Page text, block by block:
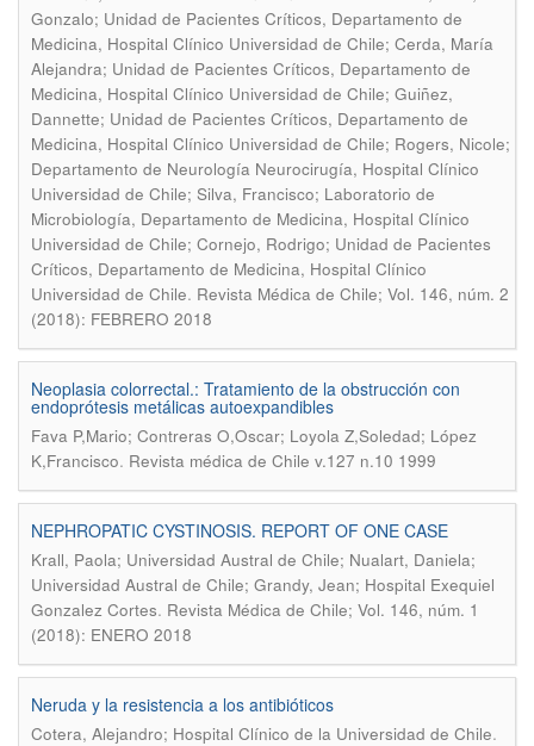
Gonzalo; Unidad de Pacientes Críticos, Departamento de
Medicina, Hospital Clínico Universidad de Chile; Cerda, María
Alejandra; Unidad de Pacientes Críticos, Departamento de
Medicina, Hospital Clínico Universidad de Chile; Guiñez,
Dannette; Unidad de Pacientes Críticos, Departamento de
Medicina, Hospital Clínico Universidad de Chile; Rogers, Nicole;
Departamento de Neurología Neurocirugía, Hospital Clínico
Universidad de Chile; Silva, Francisco; Laboratorio de
Microbiología, Departamento de Medicina, Hospital Clínico
Universidad de Chile; Cornejo, Rodrigo; Unidad de Pacientes
Críticos, Departamento de Medicina, Hospital Clínico
Universidad de Chile. Revista Médica de Chile; Vol. 146, núm. 2
(2018): FEBRERO 2018
Neoplasia colorrectal.: Tratamiento de la obstrucción con
endoprótesis metálicas autoexpandibles
Fava P,Mario; Contreras O,Oscar; Loyola Z,Soledad; López
K,Francisco. Revista médica de Chile v.127 n.10 1999
NEPHROPATIC CYSTINOSIS. REPORT OF ONE CASE
Krall, Paola; Universidad Austral de Chile; Nualart, Daniela;
Universidad Austral de Chile; Grandy, Jean; Hospital Exequiel
Gonzalez Cortes. Revista Médica de Chile; Vol. 146, núm. 1
(2018): ENERO 2018
Neruda y la resistencia a los antibióticos
Cotera, Alejandro; Hospital Clínico de la Universidad de Chile.